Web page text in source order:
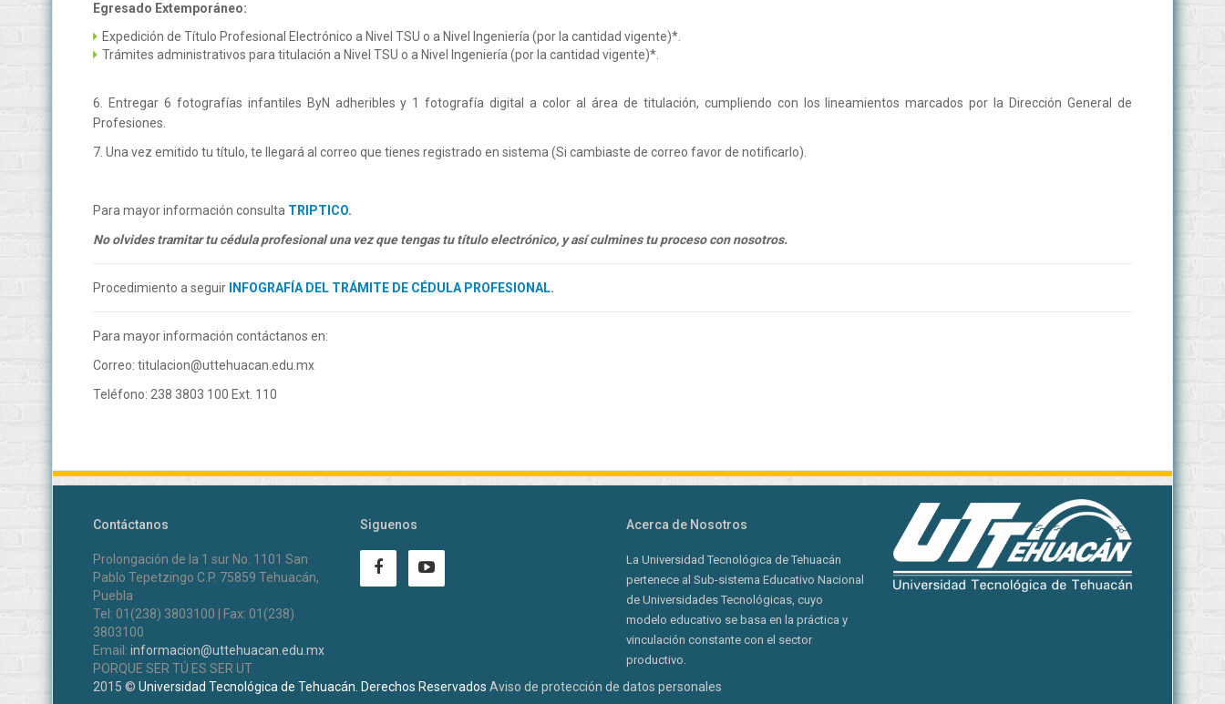
Egresado Extemporáneo:
Expedición de Título Profesional Electrónico a Nivel TSU o a Nivel Ingeniería (por la cantidad vigente)*.
Trámites administrativos para titulación a Nivel TSU o a Nivel Ingeniería (por la cantidad vigente)*.
6. Entregar 6 fotografías infantiles ByN adheribles y 1 fotografía digital a color al área de titulación, cumpliendo con los lineamientos marcados por la Dirección General de
Profesiones.
7. Una vez emitido tu título, te llegará al correo que tienes registrado en sistema (Si cambiaste de correo favor de notificarlo).
Para mayor información consulta TRIPTICO.
No olvides tramitar tu cédula profesional una vez que tengas tu título electrónico, y así culmines tu proceso con nosotros.
Procedimiento a seguir INFOGRAFÍA DEL TRÁMITE DE CÉDULA PROFESIONAL.
Para mayor información contáctanos en:
Correo: titulacion@uttehuacan.edu.mx
Teléfono: 238 3803 100 Ext. 110
Contáctanos
Prolongación de la 1 sur No. 1101 San
Pablo Tepetzingo C.P. 75859 Tehuacán,
Puebla
Tel: 01(238) 3803100 | Fax: 01(238)
3803100
Email: informacion@uttehuacan.edu.mx
PORQUE SER TÚ ES SER UT
Siguenos Acerca de Nosotros
La Universidad Tecnológica de Tehuacán
pertenece al Sub-sistema Educativo Nacional
de Universidades Tecnológicas, cuyo
modelo educativo se basa en la práctica y
vinculación constante con el sector
productivo.
2015 © Universidad Tecnológica de Tehuacán. Derechos Reservados Aviso de protección de datos personales